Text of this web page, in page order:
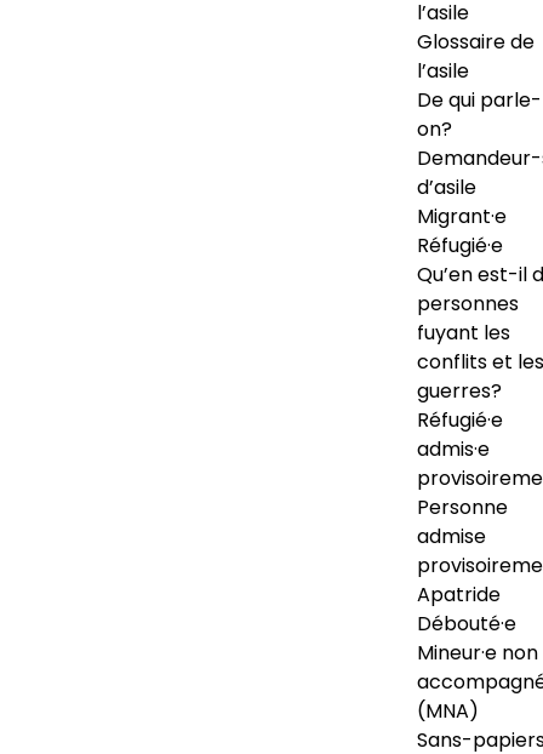
l’asile
Glossaire de
l’asile
De qui
on?
d’asile
Migrant·e
Réfugié·e
Qu’en est-il
personnes
fuyant les
conflits et les
guerres?
Réfugié·e
admis·e
Personne
admise
Apatride
Débouté·e
Mineur·e non
(MNA)
Sans-